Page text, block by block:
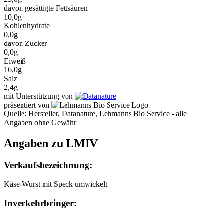
davon gesättigte Fettsäuren
10,0g
Kohlenhydrate
0,0g
davon Zucker
0,0g
Eiweiß
16,0g
Salz
2,4g
mit Unterstützung von
präsentiert von
Quelle: Hersteller, Datanature, Lehmanns Bio Service - alle
Angaben ohne Gewähr
Angaben zu LMIV
Verkaufsbezeichnung:
Käse-Wurst mit Speck umwickelt
Inverkehrbringer: